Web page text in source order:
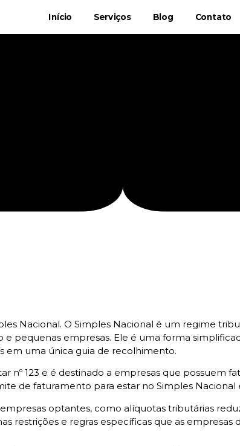
Início Serviços Blog Contato
Nacional. O Simples Nacional é um regime
e pequenas empresas. Ele é uma forma
em uma única guia de recolhimento.
nº 123 e é destinado a empresas que possuem
de faturamento para estar no Simples Nacional
optantes, como alíquotas tributárias
restrições e regras específicas que as empresas